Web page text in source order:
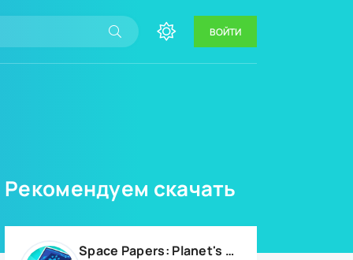
ВОЙТИ
Рекомендуем скачать
Space Papers: Planet's Border {ВЗЛОМ: энергию}